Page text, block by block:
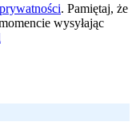
. Pamiętaj, że
wysyłając